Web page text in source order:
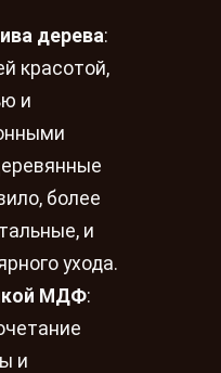
дерева:
красотой,
и
более
и
ухода.
МДФ:
и